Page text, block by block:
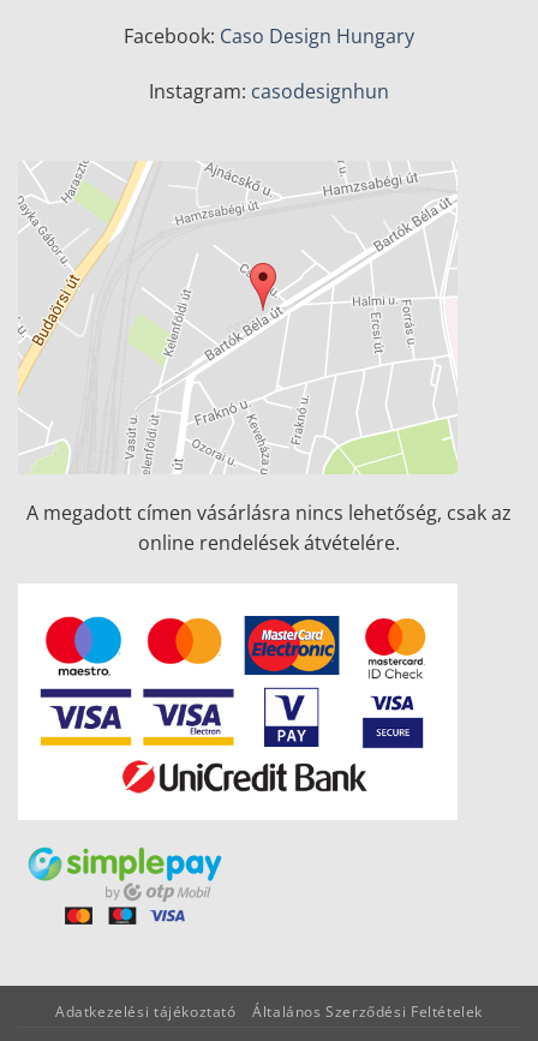
Facebook: Caso Design Hungary
Instagram: casodesignhun
A megadott címen vásárlásra nincs lehetőség, csak az
online rendelések átvételére.
Adatkezelési tájékoztató Általános Szerződési Feltételek